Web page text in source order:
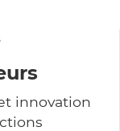
innovation